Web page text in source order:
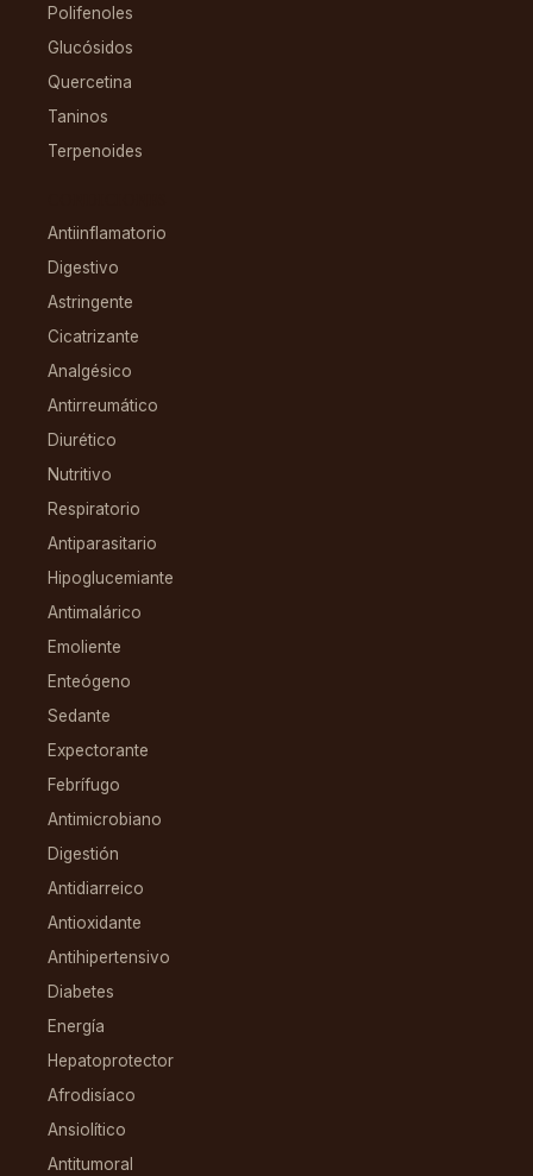
Polifenoles
Glucósidos
Quercetina
Taninos
Terpenoides
Antiinflamatorio
Digestivo
Astringente
Cicatrizante
Analgésico
Antirreumático
Diurético
Nutritivo
Respiratorio
Antiparasitario
Hipoglucemiante
Antimalárico
Emoliente
Enteógeno
Sedante
Expectorante
Febrífugo
Antimicrobiano
Digestión
Antidiarreico
Antioxidante
Antihipertensivo
Diabetes
Energía
Hepatoprotector
Afrodisíaco
Ansiolítico
Antitumoral